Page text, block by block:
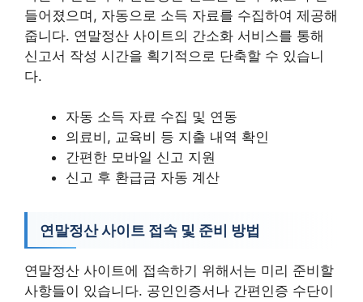
들어졌으며, 자동으로 소득 자료를 수집하여 제공해
줍니다. 연말정산 사이트의 간소화 서비스를 통해
신고서 작성 시간을 획기적으로 단축할 수 있습니
다.
자동 소득 자료 수집 및 연동
의료비, 교육비 등 지출 내역 확인
간편한 모바일 신고 지원
신고 후 환급금 자동 계산
연말정산 사이트 접속 및 준비 방법
연말정산 사이트에 접속하기 위해서는 미리 준비할
사항들이 있습니다. 공인인증서나 간편인증 수단이